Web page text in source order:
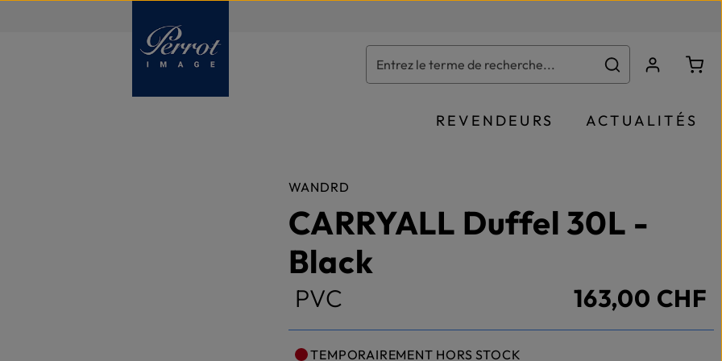
REVENDEURS ACTUALITÉS
WANDRD
CARRYALL Duffel 30L -
Black
PVC 163,00 CHF
TEMPORAIREMENT HORS STOCK